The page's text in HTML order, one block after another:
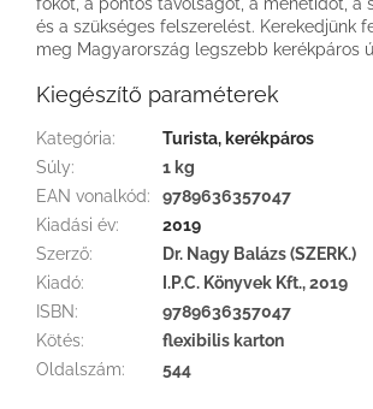
és a szükséges felszerelést. Kerekedjünk
meg Magyarország legszebb kerékpáros
Kiegészítő paraméterek
Kategória:
Turista, kerékpáros
Súly:
1 kg
EAN vonalkód:
9789636357047
Kiadási év:
2019
Szerző:
Dr. Nagy Balázs (SZERK.)
Kiadó:
I.P.C. Könyvek Kft., 2019
ISBN:
9789636357047
Kötés:
flexibilis karton
Oldalszám: 544